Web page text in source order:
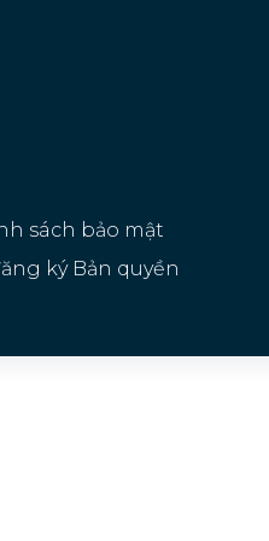
sách bảo mật
ký Bản quyền